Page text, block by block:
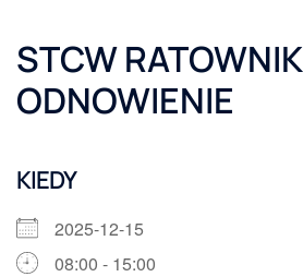
STCW RATOWNIK
ODNOWIENIE
KIEDY
2025-12-15
08:00 - 15:00